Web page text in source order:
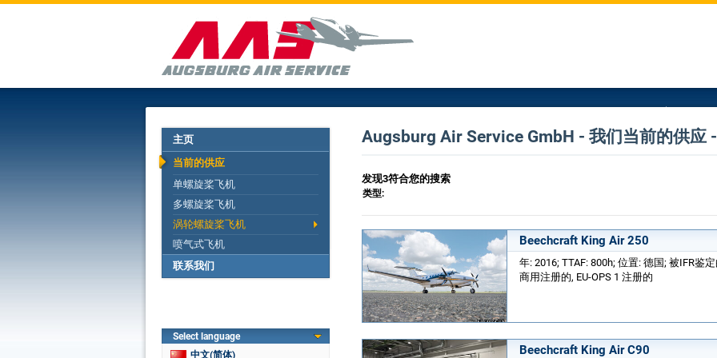
主页
当前的供应
单螺旋桨飞机
多螺旋桨飞机
涡轮螺旋桨飞机
喷气式飞机
联系我们
Select language
中文(简体)
Augsburg Air Service GmbH - 我们当前的供应
发现3符合您的搜索
类型:
Beechcraft King Air 250
年: 2016; TTAF: 800h; 位置: 德国; 被IFR鉴
商用注册的, EU-OPS 1 注册的
Beechcraft King Air C90